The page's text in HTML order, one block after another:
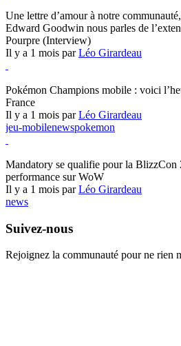
Une lettre d’amour à notre
Edward Goodwin nous parles de
Pourpre (Interview)
Il y a 1 mois parLéo Girardeau
Pokémon Champions mobile : voici
France
Il y a 1 mois parLéo Girardeau
jeu-mobilenewspokemon
Mandatory se qualifie pour la BlizzCon
performance sur WoW
Il y a 1 mois parLéo Girardeau
news
Suivez-nous
Rejoignez la communauté pour ne rien